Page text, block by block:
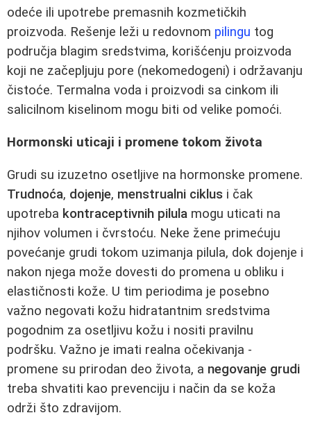
odeće ili upotrebe premasnih kozmetičkih
proizvoda. Rešenje leži u redovnom pilingu tog
područja blagim sredstvima, korišćenju proizvoda
koji ne začepljuju pore (nekomedogeni) i održavanju
čistoće. Termalna voda i proizvodi sa cinkom ili
salicilnom kiselinom mogu biti od velike pomoći.
Hormonski uticaji i promene tokom života
Grudi su izuzetno osetljive na hormonske promene.
Trudnoća, dojenje, menstrualni ciklus i čak
upotreba kontraceptivnih pilula mogu uticati na
njihov volumen i čvrstoću. Neke žene primećuju
povećanje grudi tokom uzimanja pilula, dok dojenje i
nakon njega može dovesti do promena u obliku i
elastičnosti kože. U tim periodima je posebno
važno negovati kožu hidratantnim sredstvima
pogodnim za osetljivu kožu i nositi pravilnu
podršku. Važno je imati realna očekivanja -
promene su prirodan deo života, a negovanje grudi
treba shvatiti kao prevenciju i način da se koža
održi što zdravijom.